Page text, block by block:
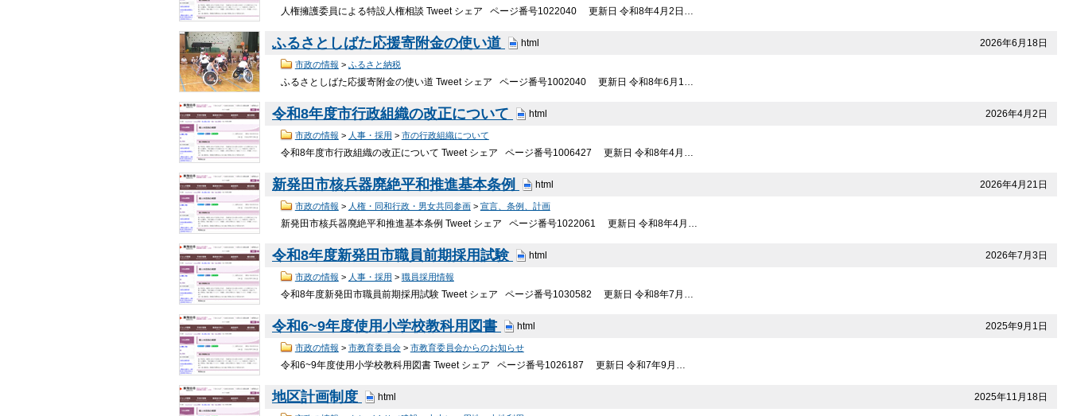
人権擁護委員による特設人権相談 Tweet シェア ページ番号1022040 更新日 令和8年4月2日…
2026年6月18日
ふるさとしばた応援寄附金の使い道 html
市政の情報 > ふるさと納税
ふるさとしばた応援寄附金の使い道 Tweet シェア ページ番号1002040 更新日 令和8年6月1…
2026年4月2日
令和8年度市行政組織の改正について html
市政の情報 > 人事・採用 > 市の行政組織について
令和8年度市行政組織の改正について Tweet シェア ページ番号1006427 更新日 令和8年4月…
2026年4月21日
新発田市核兵器廃絶平和推進基本条例 html
市政の情報 > 人権・同和行政・男女共同参画> 宣言、条例、計画
新発田市核兵器廃絶平和推進基本条例 Tweet シェア ページ番号1022061 更新日 令和8年4月…
2026年7月3日
令和8年度新発田市職員前期採用試験 html
市政の情報 > 人事・採用 > 職員採用情報
令和8年度新発田市職員前期採用試験 Tweet シェア ページ番号1030582 更新日 令和8年7月…
2025年9月1日
令和6~9年度使用小学校教科用図書 html
市政の情報 > 市教育委員会> 市教育委員会からのお知らせ
令和6~9年度使用小学校教科用図書 Tweet シェア ページ番号1026187 更新日 令和7年9月…
2025年11月18日
地区計画制度 html